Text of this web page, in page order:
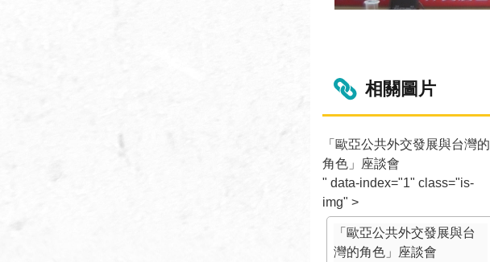
相關圖片
「歐亞公共外交發展與台灣的
角色」座談會
" data-index="1" class="is-
img" >
「歐亞公共外交發展與台
灣的角色」座談會